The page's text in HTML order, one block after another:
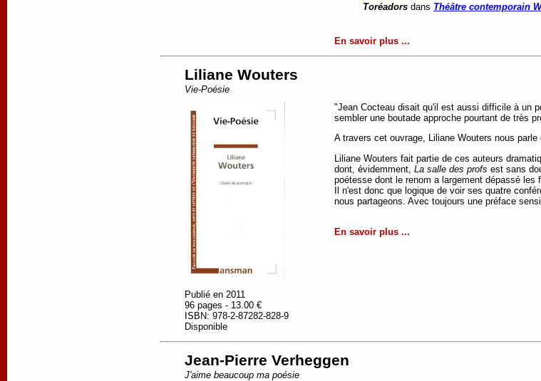
Toréadors dans Théâtre contemporain
En savoir plus ...
Liliane Wouters
Vie-Poésie
Publié en 2011
96 pages - 13.00 €
ISBN: 978-2-87282-828-9
Disponible
"Jean Cocteau disait qu'il est aussi difficile à un
sembler une boutade approche pourtant de très
A travers cet ouvrage, Liliane Wouters nous
Liliane Wouters fait partie de ces auteurs
dont, évidemment, La salle des profs est sans
poétesse dont le renom a largement dépassé les
Il n'est donc que logique de voir ses quatre
nous partageons. Avec toujours une préface
En savoir plus ...
Jean-Pierre Verheggen
J'aime beaucoup ma poésie